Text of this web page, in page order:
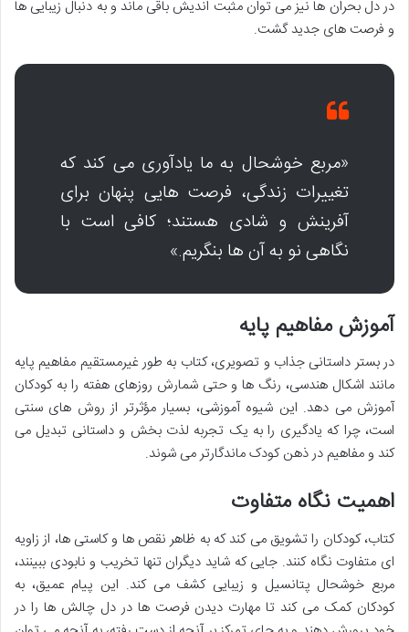
در دل بحران ها نیز می توان مثبت اندیش باقی ماند و به دنبال زیبایی ها
و فرصت های جدید گشت.
«مربع خوشحال به ما یادآوری می کند که
تغییرات زندگی، فرصت هایی پنهان برای
آفرینش و شادی هستند؛ کافی است با
نگاهی نو به آن ها بنگریم.»
آموزش مفاهیم پایه
در بستر داستانی جذاب و تصویری، کتاب به طور غیرمستقیم مفاهیم پایه
مانند اشکال هندسی، رنگ ها و حتی شمارش روزهای هفته را به کودکان
آموزش می دهد. این شیوه آموزشی، بسیار مؤثرتر از روش های سنتی
است، چرا که یادگیری را به یک تجربه لذت بخش و داستانی تبدیل می
کند و مفاهیم در ذهن کودک ماندگارتر می شوند.
اهمیت نگاه متفاوت
کتاب، کودکان را تشویق می کند که به ظاهر نقص ها و کاستی ها، از زاویه
ای متفاوت نگاه کنند. جایی که شاید دیگران تنها تخریب و نابودی ببینند،
مربع خوشحال پتانسیل و زیبایی کشف می کند. این پیام عمیق، به
کودکان کمک می کند تا مهارت دیدن فرصت ها در دل چالش ها را در